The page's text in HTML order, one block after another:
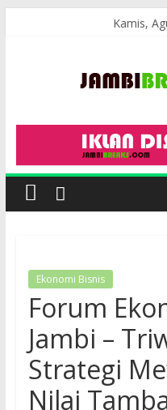
Kamis,
Ekonomi Bisnis
Forum
Jambi –
Strategi
Nilai